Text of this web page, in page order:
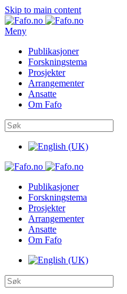
Skip to main content
Meny
Publikasjoner
Forskningstema
Prosjekter
Arrangementer
Ansatte
Om Fafo
Publikasjoner
Forskningstema
Prosjekter
Arrangementer
Ansatte
Om Fafo